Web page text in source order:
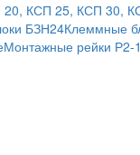
20, КСП 25, КСП 30,
БЗН24Клеммные
Монтажные рейки Р2-